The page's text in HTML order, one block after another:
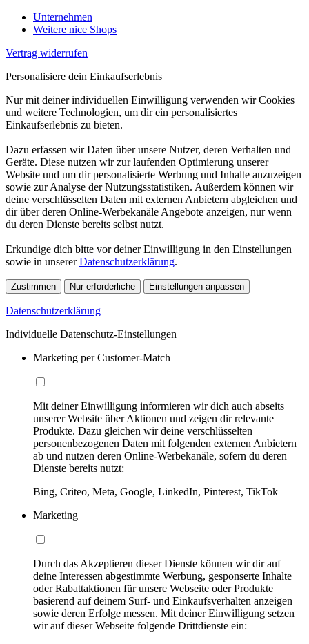
Unternehmen
Weitere nice Shops
Vertrag widerrufen
Personalisiere dein Einkaufserlebnis
Nur mit deiner individuellen Einwilligung verwenden wir Cookies
und weitere Technologien, um dir ein personalisiertes
Einkaufserlebnis zu bieten.
Dazu erfassen wir Daten über unsere Nutzer, deren Verhalten und
Geräte. Diese nutzen wir zur laufenden Optimierung unserer
Website und um dir personalisierte Werbung und Inhalte anzuzeigen
sowie zur Analyse der Nutzungsstatistiken. Außerdem können wir
deine verschlüsselten Daten mit externen Anbietern abgleichen und
dir über deren Online-Werbekanäle Angebote anzeigen, nur wenn
du deren Dienste bereits selbst nutzt.
Erkundige dich bitte vor deiner Einwilligung in den Einstellungen
sowie in unsererDatenschutzerklärung.
Zustimmen Nur erforderliche Einstellungen anpassen
Datenschutzerklärung
Individuelle Datenschutz-Einstellungen
Marketing per Customer-Match
Mit deiner Einwilligung informieren wir dich auch abseits
unserer Website über Aktionen und zeigen dir relevante
Produkte. Dazu gleichen wir deine verschlüsselten
personenbezogenen Daten mit folgenden externen Anbietern
ab und nutzen deren Online-Werbekanäle, sofern du deren
Dienste bereits nutzt:
Bing, Criteo, Meta, Google, LinkedIn, Pinterest, TikTok
Marketing
Durch das Akzeptieren dieser Dienste können wir dir auf
deine Interessen abgestimmte Werbung, gesponserte Inhalte
oder Rabattaktionen für unsere Webseite oder Produkte
basierend auf deinem Surf- und Einkaufsverhalten anzeigen
sowie deren Erfolge messen. Mit deiner Einwilligung setzen
wir auf dieser Webseite folgende Drittdienste ein: